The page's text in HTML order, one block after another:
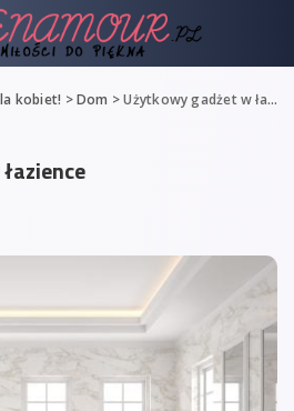
kobiet! >Dom >Użytkowy gadżet w łazience